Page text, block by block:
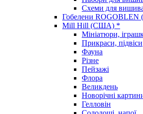
Схеми для
Гобелени ROGOBLEN
Mill Hill (США) *
Мініатюри,
Прикраси, підвіси
Фауна
Різне
Пейзажі
Флора
Великдень
Новорічні
Гелловін